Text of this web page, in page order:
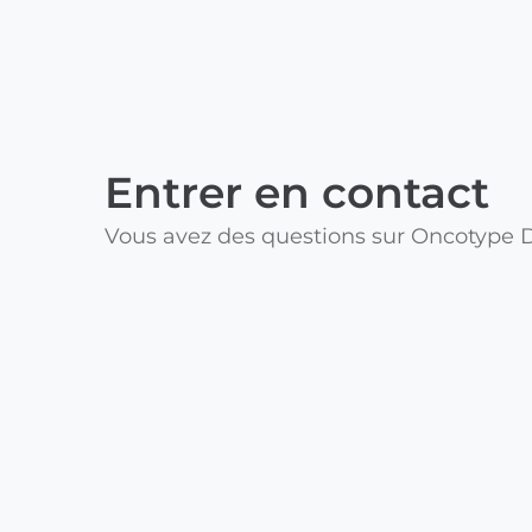
Entrer en contact
Vous avez des questions sur Oncotype